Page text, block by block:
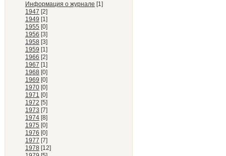
Информация о журнале [1]
1947 [2]
1949 [1]
1955 [0]
1956 [3]
1958 [3]
1959 [1]
1966 [2]
1967 [1]
1968 [0]
1969 [0]
1970 [0]
1971 [0]
1972 [5]
1973 [7]
1974 [8]
1975 [0]
1976 [0]
1977 [7]
1978 [12]